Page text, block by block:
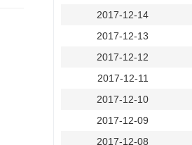
2017-12-14
2017-12-13
2017-12-12
2017-12-11
2017-12-10
2017-12-09
2017-12-08